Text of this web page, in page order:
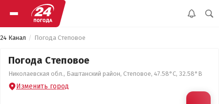
24 Канал Погода Степовое
Погода Степовое
Николаевская обл., Баштанский район, Степовое, 47.58°С, 32.58°В
Изменить город